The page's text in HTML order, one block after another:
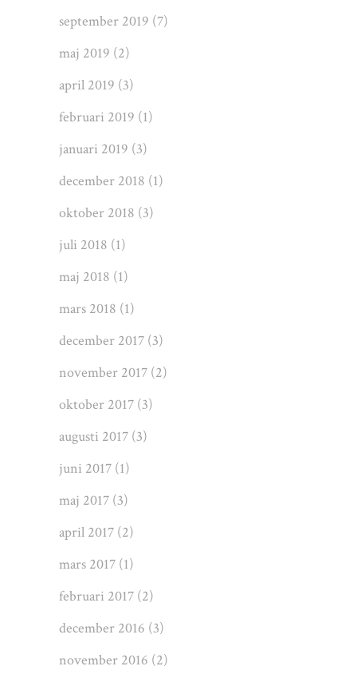
september 2019 (7)
maj 2019 (2)
april 2019 (3)
februari 2019 (1)
januari 2019 (3)
december 2018 (1)
oktober 2018 (3)
juli 2018 (1)
maj 2018 (1)
mars 2018 (1)
december 2017 (3)
november 2017 (2)
oktober 2017 (3)
augusti 2017 (3)
juni 2017 (1)
maj 2017 (3)
april 2017 (2)
mars 2017 (1)
februari 2017 (2)
december 2016 (3)
november 2016 (2)